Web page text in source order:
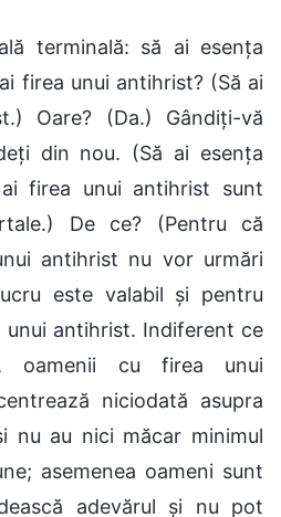
terminală: să ai esența
firea unui antihrist? (Să ai
Oare? (Da.) Gândiți-vă
din nou. (Să ai esența
firea unui antihrist sunt
De ce? (Pentru că
antihrist nu vor urmări
este valabil și pentru
unui antihrist. Indiferent ce
oamenii cu firea unui
niciodată asupra
nu au nici măcar minimul
asemenea oameni sunt
adevărul și nu pot